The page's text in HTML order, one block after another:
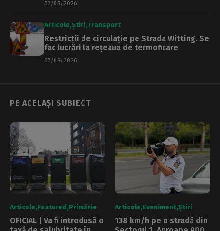
07/08/2026
Articole Știri Transport
Restricții de circulație pe Strada Witting. Se
fac lucrări la rețeaua de termoficare
07/08/2026
PE ACELAȘI SUBIECT
Articole Featured Primărie
OFICIAL | Va fi introdusă o
Articole Eveniment Știri
138 km/h pe o stradă din